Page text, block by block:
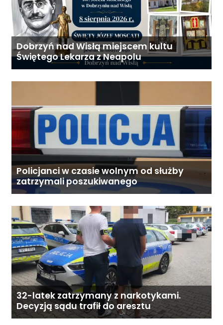
Dobrzyń nad Wisłą miejscem kultu
Świętego Lekarza z Neapolu
Policjanci w czasie wolnym od służby
zatrzymali poszukiwanego
32-latek zatrzymany z narkotykami.
Decyzją sądu trafił do aresztu